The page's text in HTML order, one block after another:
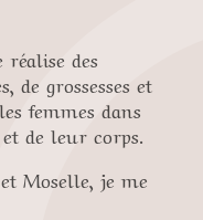
réalise des
de grossesses et
femmes dans
de leur corps.
Moselle, je me